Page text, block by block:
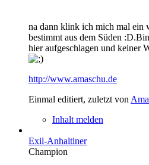
na dann klink ich mich mal ein
bestimmt aus dem Süden
hier aufgeschlagen und keiner
http://www.amaschu.de
Einmal editiert, zuletzt von
Inhalt melden
Exil-Anhaltiner
Champion